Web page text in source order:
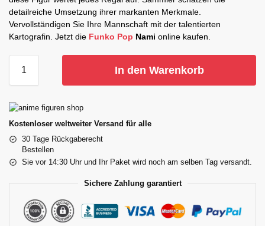
detailreiche Umsetzung ihrer markanten Merkmale.
Vervollständigen Sie Ihre Mannschaft mit der talentierten
Kartografin. Jetzt die Funko Pop Nami online kaufen.
In den Warenkorb
Kostenloser weltweiter Versand für alle
30 Tage Rückgaberecht
Bestellen
Sie vor 14:30 Uhr und Ihr Paket wird noch am selben Tag versandt.
Sichere Zahlung garantiert